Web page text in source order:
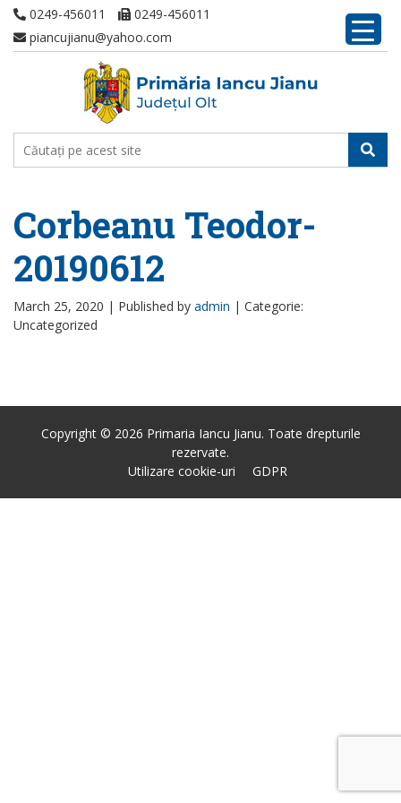
0249-456011
0249-456011
piancujianu@yahoo.com
Corbeanu Teodor-
20190612
March 25, 2020 | Published by admin | Categorie:
Uncategorized
Copyright © 2026 Primaria Iancu Jianu. Toate drepturile
rezervate.
Utilizare cookie-uri
GDPR